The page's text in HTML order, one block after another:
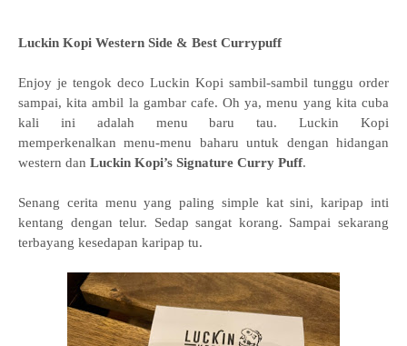
Luckin Kopi Western Side & Best Currypuff
Enjoy je tengok deco Luckin Kopi sambil-sambil tunggu order
sampai, kita ambil la gambar cafe. Oh ya, menu yang kita cuba
kali ini adalah menu baru tau. Luckin Kopi
memperkenalkan menu-menu baharu untuk dengan hidangan
western dan Luckin Kopi’s Signature Curry Puff.
Senang cerita menu yang paling simple kat sini, karipap inti
kentang dengan telur. Sedap sangat korang. Sampai sekarang
terbayang kesedapan karipap tu.